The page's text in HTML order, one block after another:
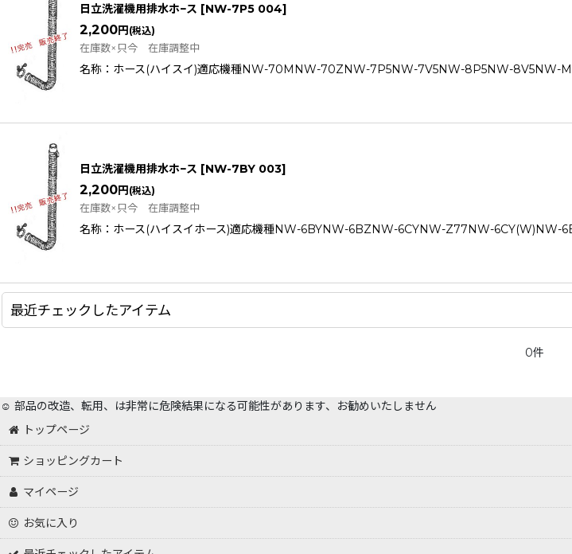
日立洗濯機用排水ホ−ス [NW-7P5 004]
2,200円(税込)
在庫数×只今 在庫調整中
名称：ホース(ハイスイ)適応機種NW-70MNW-70ZNW-7P5NW-7V5NW-8P5NW-
日立洗濯機用排水ホ−ス [NW-7BY 003]
2,200円(税込)
在庫数×只今 在庫調整中
名称：ホース(ハイスイホース)適応機種NW-6BYNW-6BZNW-6CYNW-Z77NW-
最近チェックしたアイテム
0件
☺️ 部品の改造、転用、は非常に危険結果になる可能性があります、お勧めいたしません
トップページ
ショッピングカート
マイページ
お気に入り